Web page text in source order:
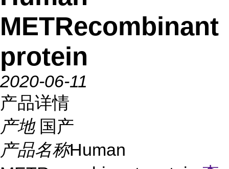
METRecombinant
protein
2020-06-11
产品详情
产地 国产
产品名称Human